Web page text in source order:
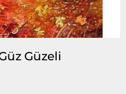
Güzeli